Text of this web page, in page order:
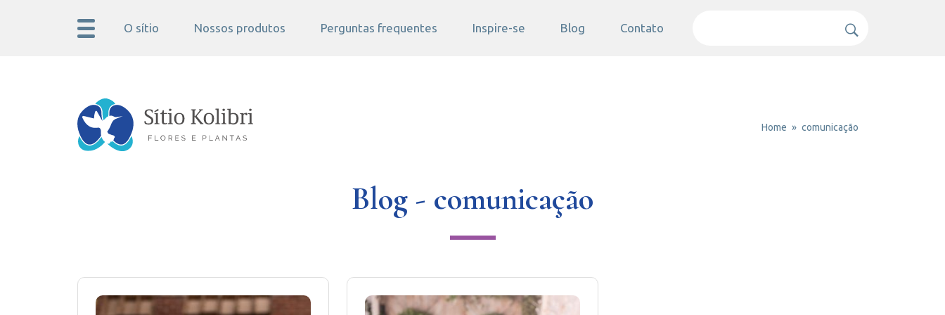
O sítio Nossos produtos Perguntas frequentes Inspire-se Blog Contato
Home comunicação
Blog - comunicação